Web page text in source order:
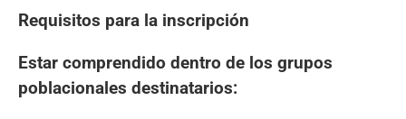
Requisitos para la inscripción
Estar comprendido dentro de los grupos
poblacionales destinatarios: